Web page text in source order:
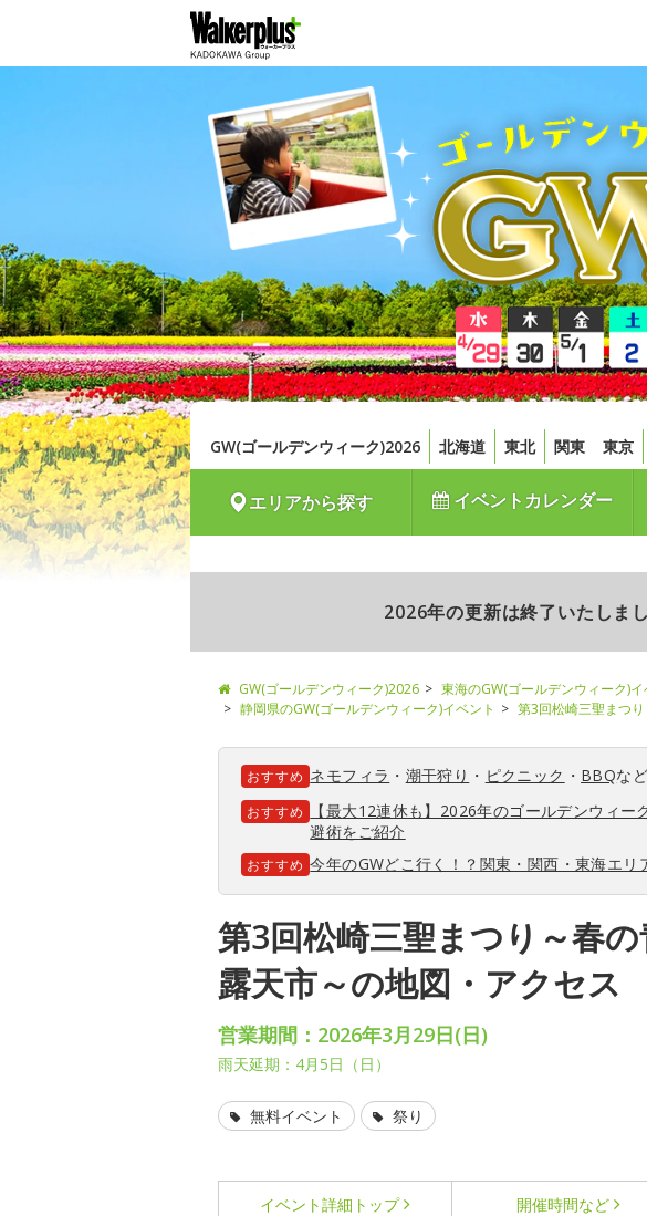
GW(ゴールデンウィーク)2026 北海道 東北 関東 東京
エリアから探す イベントカレンダー
2026年の更新は終了いたしま
GW(ゴールデンウィーク)2026 東海のGW(ゴールデンウィーク)
静岡県のGW(ゴールデンウィーク)イベント
第3回松崎三聖まつ
おすすめ ネモフィラ ・ 潮干狩り ・ ピクニック ・ BBQな
おすすめ
【最大12連休も】2026年のゴールデンウィ
避術をご紹介
おすすめ 今年のGWどこ行く！？関東・関西・東海エリ
第3回松崎三聖まつり～春
露天市～の地図・アクセス
営業期間：2026年3月29日(日)
雨天延期：4月5日（日）
無料イベント 祭り
イベント詳細 トップ 開催時間など